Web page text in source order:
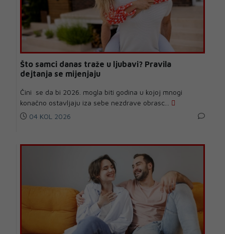
Što samci danas traže u ljubavi? Pravila
dejtanja se mijenjaju
Čini se da bi 2026. mogla biti godina u kojoj mnogi
konačno ostavljaju iza sebe nezdrave obrasc...
04 KOL 2026